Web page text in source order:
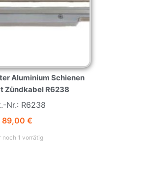
Aluminium Schienen
Zündkabel R6238
Nr.: R6238
89,00 €
noch 1 vorrätig